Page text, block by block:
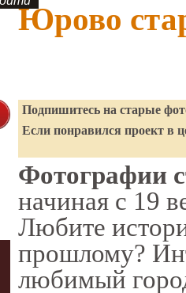
Юрово
Подпишитесь на старые
Если понравился проект в
Фотографии
начиная с 19
Любите
прошлому?
любимый